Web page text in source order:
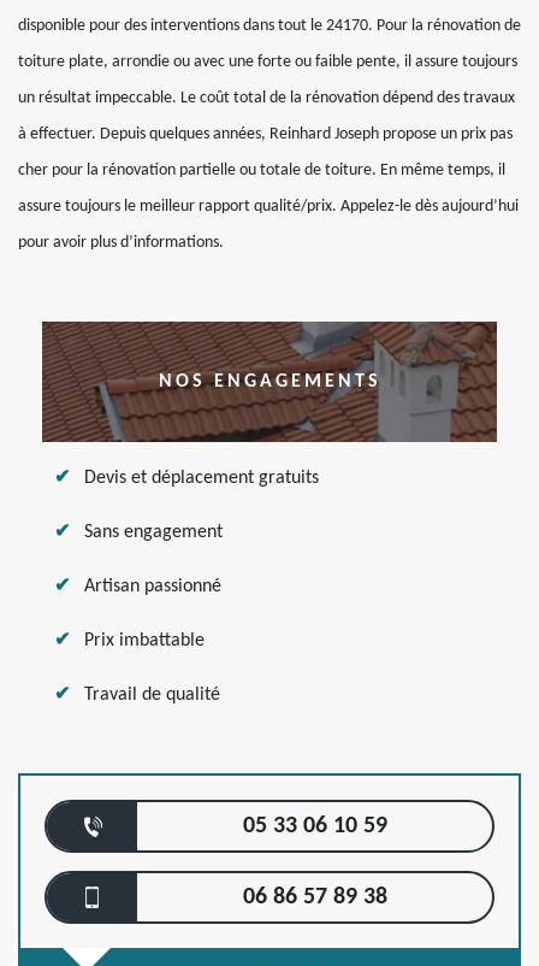
disponible pour des interventions dans tout le 24170. Pour la rénovation de
toiture plate, arrondie ou avec une forte ou faible pente, il assure toujours
un résultat impeccable. Le coût total de la rénovation dépend des travaux
à effectuer. Depuis quelques années, Reinhard Joseph propose un prix pas
cher pour la rénovation partielle ou totale de toiture. En même temps, il
assure toujours le meilleur rapport qualité/prix. Appelez-le dès aujourd’hui
pour avoir plus d’informations.
NOS ENGAGEMENTS
Devis et déplacement gratuits
Sans engagement
Artisan passionné
Prix imbattable
Travail de qualité
05 33 06 10 59
06 86 57 89 38